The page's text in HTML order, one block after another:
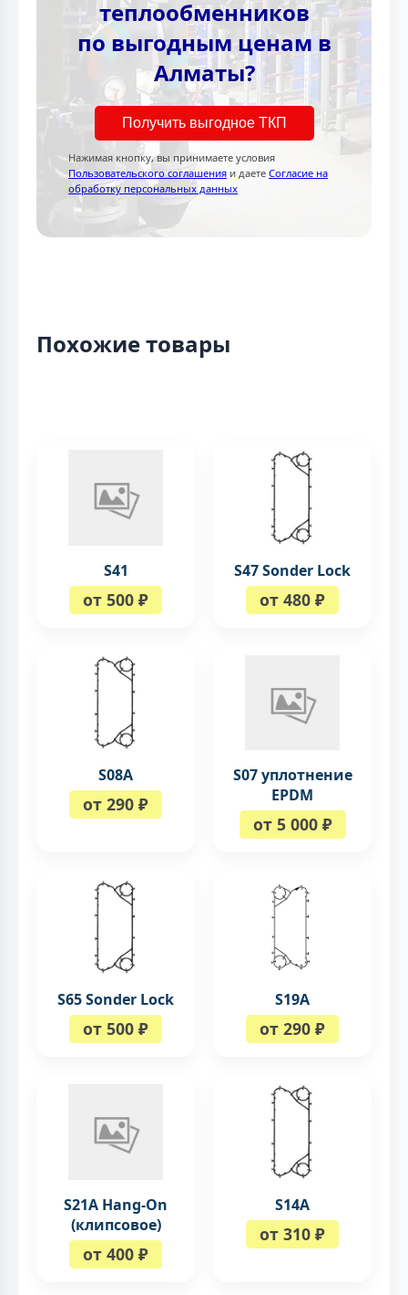
теплообменников
по выгодным ценам в
Алматы?
Получить выгодное ТКП
Нажимая кнопку, вы принимаете условия
Пользовательского соглашения и даете Согласие на
обработку персональных данных
Похожие товары
S41
от 500 ₽
S47 Sonder Lock
от 480 ₽
S08A
от 290 ₽
S07 уплотнение
EPDM
от 5 000 ₽
S65 Sonder Lock
от 500 ₽
S19A
от 290 ₽
S21A Hang-On
(клипсовое)
от 400 ₽
S14A
от 310 ₽